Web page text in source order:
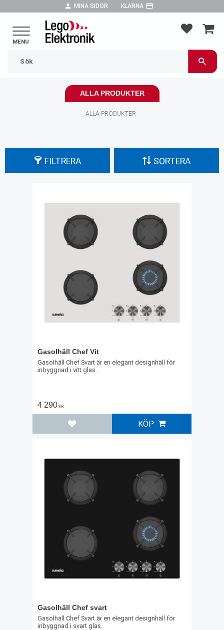
person MINA SIDOR KLARNA payment
ALLA PRODUKTER
ALLA PRODUKTER
FILTRERA SORTERA
Gasolhäll Chef Vit
Gasolhäll Chef Svart är en elegant designhäll för
inbyggnad i vitt glas.
4 290KR
Lägg till i favoriter
KÖP
Gasolhäll Chef svart
Gasolhäll Chef Svart är en elegant designhäll för
inbyggnad i svart glas.